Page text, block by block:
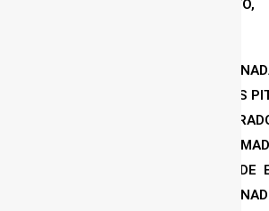
EMPRENDEDORES DE
LAS STARTUPS SERÁN
LAS DIFERENTES COMPETICIONES
EN DIFERENTES EVENTOS
DEL PROYECTO CIBER-SHUBE
SALAMANCA) POR UN JURADO DE
VEZ, TAMBIÉN SERÁN